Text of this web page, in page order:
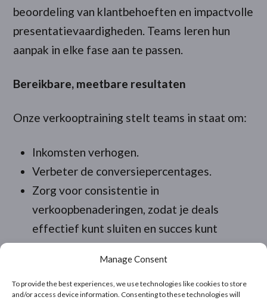
Manage Consent
To provide the best experiences, we use technologies like cookies to store
and/or access device information. Consenting to these technologies will
beoordeling van klantbehoeften en impactvolle
presentatievaardigheden. Teams leren hun
aanpak in elke fase aan te passen.
Bereikbare, meetbare resultaten
Onze verkooptraining stelt teams in staat om:
Inkomsten verhogen.
Verbeter de conversiepercentages.
Zorg voor consistentie in
verkoopbenaderingen, zodat je deals
effectief kunt sluiten en succes kunt
herhalen.